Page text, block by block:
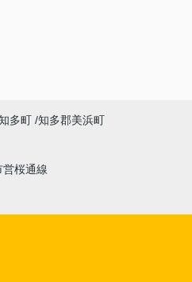
多町 知多郡美浜町
桜通線